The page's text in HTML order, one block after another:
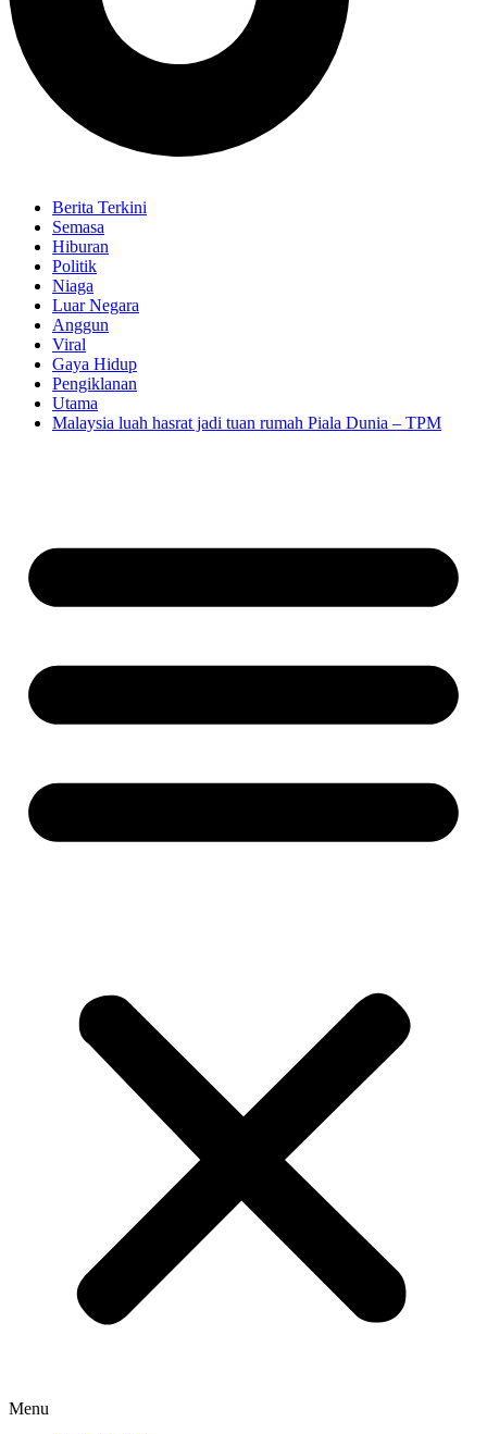
Berita Terkini
Semasa
Hiburan
Politik
Niaga
Luar Negara
Anggun
Viral
Gaya Hidup
Pengiklanan
Utama
Malaysia luah hasrat jadi tuan rumah Piala Dunia – TPM
Menu